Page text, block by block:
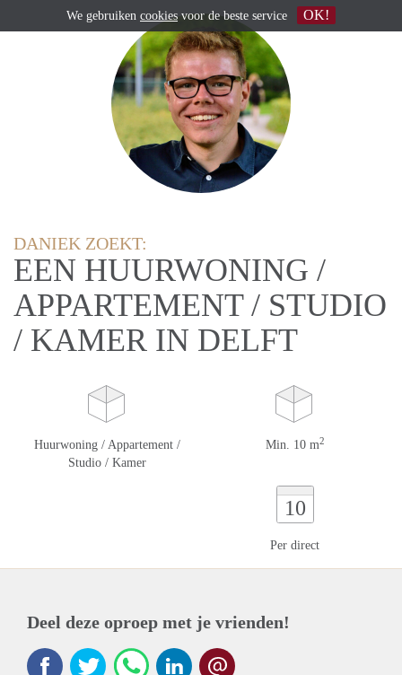
DANIEK ZOEKT:
EEN HUURWONING /
APPARTEMENT / STUDIO
/ KAMER IN DELFT
Huurwoning / Appartement /
Studio / Kamer
Min. 10 m2
10
Per direct
Deel deze oproep met je vrienden!
We gebruiken cookiesvoor de beste service OK!